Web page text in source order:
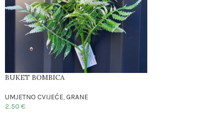
BUKET BOMBICA
UMJETNO CVIJEĆE,GRANE
2.50€